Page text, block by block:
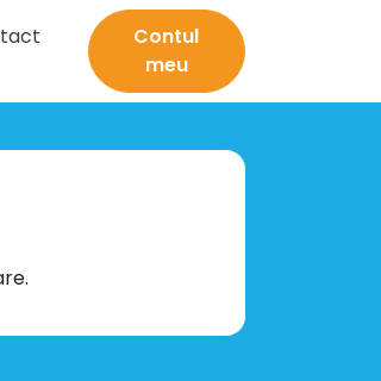
Contul
meu